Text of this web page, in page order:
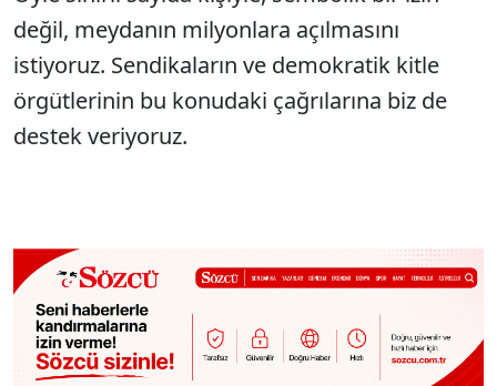
değil, meydanın milyonlara açılmasını
istiyoruz. Sendikaların ve demokratik kitle
örgütlerinin bu konudaki çağrılarına biz de
destek veriyoruz.